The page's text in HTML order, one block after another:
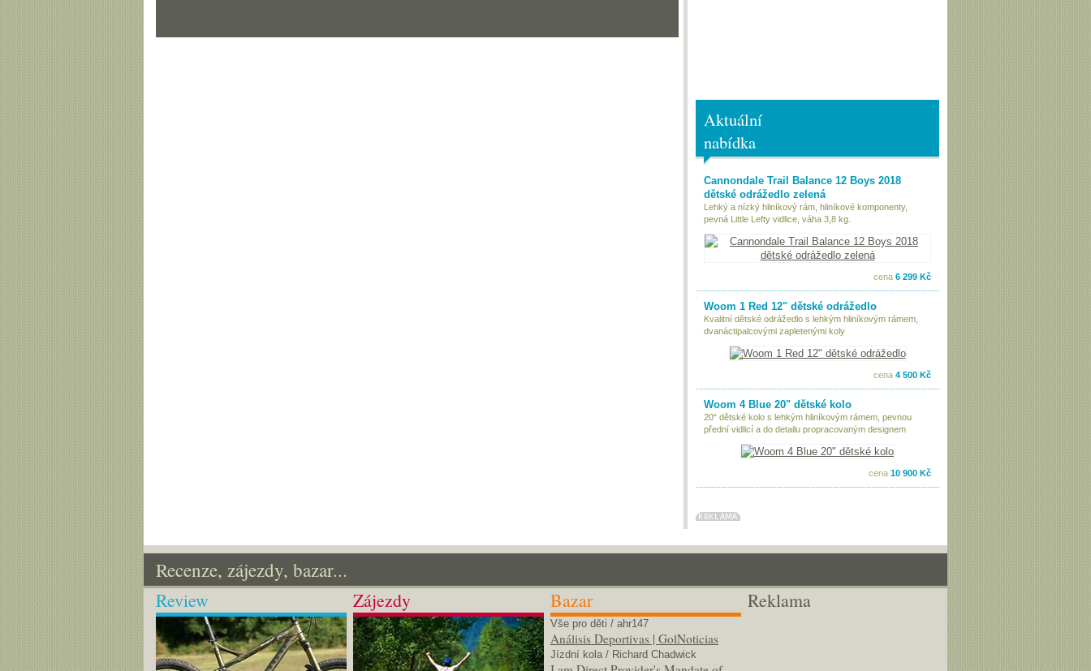
Aktuální
nabídka
Cannondale Trail Balance 12 Boys 2018
dětské odrážedlo zelená
Lehký a nízký hliníkový rám, hliníkové komponenty,
pevná Little Lefty vidlice, váha 3,8 kg.
cena 6 299 Kč
Woom 1 Red 12" dětské odrážedlo
Kvalitní dětské odrážedlo s lehkým hliníkovým rámem,
dvanáctipalcovými zapletenými koly
cena 4 500 Kč
Woom 4 Blue 20" dětské kolo
20“ dětské kolo s lehkým hliníkovým rámem, pevnou
přední vidlicí a do detailu propracovaným designem
cena 10 900 Kč
Recenze, zájezdy, bazar...
Review Zájezdy Bazar
Vše pro děti / ahr147
Análisis Deportivas | GolNoticias
Jízdní kola / Richard Chadwick
Reklama